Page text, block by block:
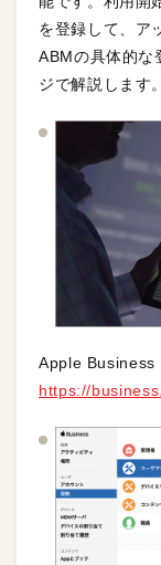
を登録して、ア
ABMの具体的な
ジで解説します。
Apple Business
https://